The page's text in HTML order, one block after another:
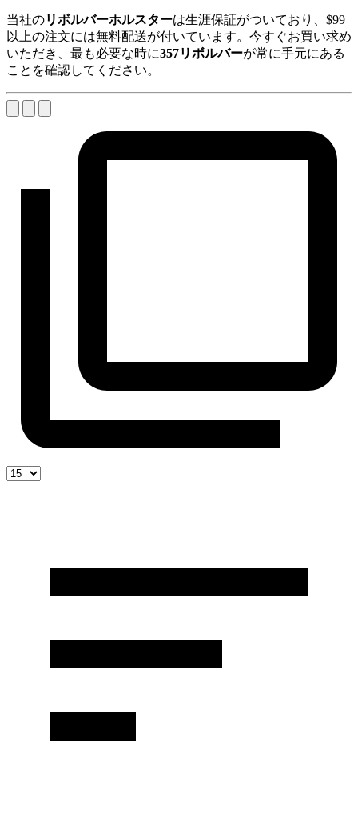
当社のリボルバーホルスターは生涯保証がついており、$99
以上の注文には無料配送が付いています。今すぐお買い求め
いただき、最も必要な時に357リボルバーが常に手元にある
ことを確認してください。